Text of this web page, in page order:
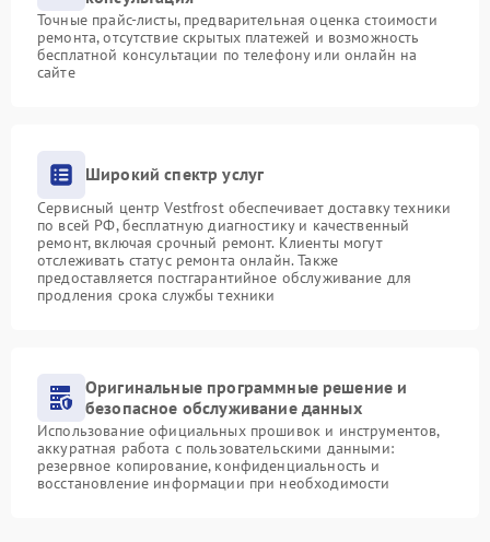
Точные прайс-листы, предварительная оценка стоимости
ремонта, отсутствие скрытых платежей и возможность
бесплатной консультации по телефону или онлайн на
сайте
Широкий спектр услуг
Сервисный центр Vestfrost обеспечивает доставку техники
по всей РФ, бесплатную диагностику и качественный
ремонт, включая срочный ремонт. Клиенты могут
отслеживать статус ремонта онлайн. Также
предоставляется постгарантийное обслуживание для
продления срока службы техники
Оригинальные программные решение и
безопасное обслуживание данных
Использование официальных прошивок и инструментов,
аккуратная работа с пользовательскими данными:
резервное копирование, конфиденциальность и
восстановление информации при необходимости